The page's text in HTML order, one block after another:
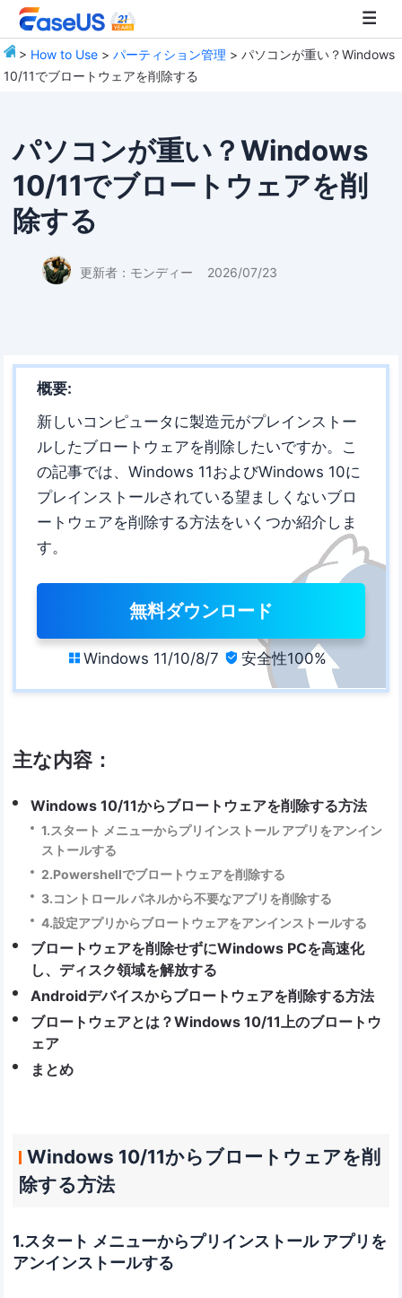
> How to Use >パーティション管理 > パソコンが重い？Windows
10/11でブロートウェアを削除する
パソコンが重い？Windows
10/11でブロートウェアを削
除する
更新者： モンディー 2026/07/23
概要:
新しいコンピュータに製造元がプレインストー
ルしたブロートウェアを削除したいですか。こ
の記事では、Windows 11およびWindows 10に
プレインストールされている望ましくないブロ
ートウェアを削除する方法をいくつか紹介しま
す。
無料ダウンロード
 Windows 11/10/8/7  安全性100%
主な内容：
Windows 10/11からブロートウェアを削除する方法
1.スタート メニューからプリインストール アプリをアンイン
ストールする
2.Powershellでブロートウェアを削除する
3.コントロール パネルから不要なアプリを削除する
4.設定アプリからブロートウェアをアンインストールする
ブロートウェアを削除せずにWindows PCを高速化
し、ディスク領域を解放する
Androidデバイスからブロートウェアを削除する方法
ブロートウェアとは？Windows 10/11上のブロートウ
ェア
まとめ
Windows 10/11からブロートウェアを削
除する方法
1.スタート メニューからプリインストール アプリを
アンインストールする